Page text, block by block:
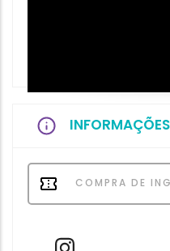
INFORMAÇÕES
COMPRA DE